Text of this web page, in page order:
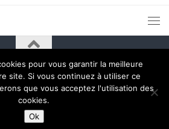
par - Conçu parThème Hueman
pour vous garantir la meilleure
site. Si vous continuez à utiliser ce
que vous acceptez l'utilisation des
cookies.
Ok